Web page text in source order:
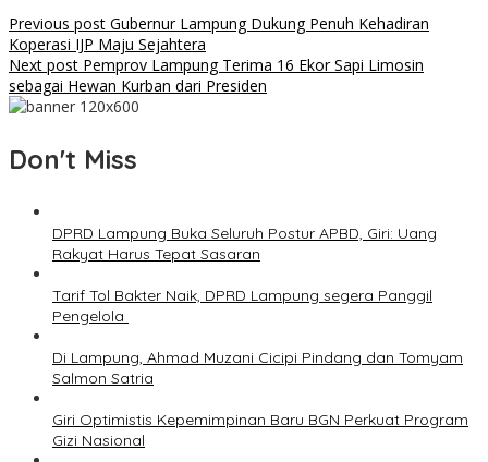
Previous post Gubernur Lampung Dukung Penuh Kehadiran
Koperasi IJP Maju Sejahtera
Next post Pemprov Lampung Terima 16 Ekor Sapi Limosin
sebagai Hewan Kurban dari Presiden
Don't Miss
DPRD Lampung Buka Seluruh Postur APBD, Giri: Uang
Rakyat Harus Tepat Sasaran
Tarif Tol Bakter Naik, DPRD Lampung segera Panggil
Pengelola
Di Lampung, Ahmad Muzani Cicipi Pindang dan Tomyam
Salmon Satria
Giri Optimistis Kepemimpinan Baru BGN Perkuat Program
Gizi Nasional